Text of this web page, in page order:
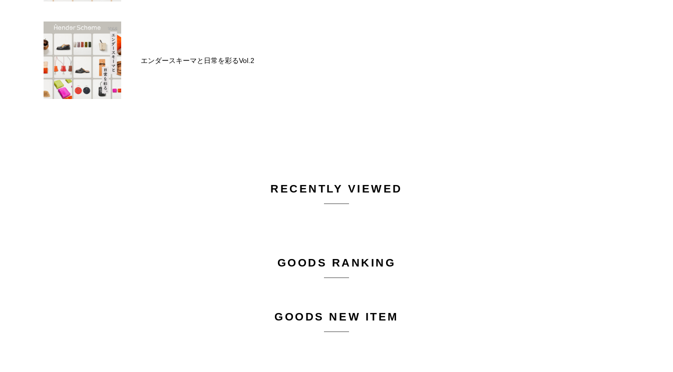
エンダースキーマと日常を彩るVol.2
RECENTLY VIEWED
GOODS RANKING
GOODS NEW ITEM